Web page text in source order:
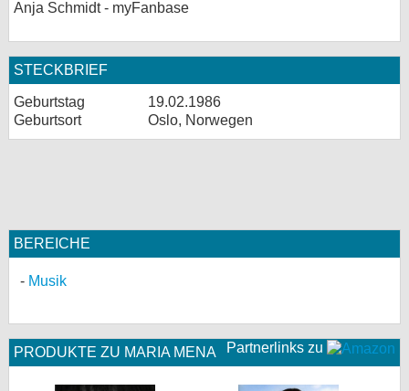
Anja Schmidt - myFanbase
STECKBRIEF
Geburtstag
19.02.1986
Geburtsort
Oslo, Norwegen
BEREICHE
Musik
Partnerlinks zu
PRODUKTE ZU MARIA MENA